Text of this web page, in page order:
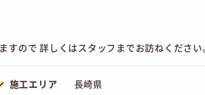
ので 詳しくはスタッフまでお訪ねください
施工エリア 長崎県